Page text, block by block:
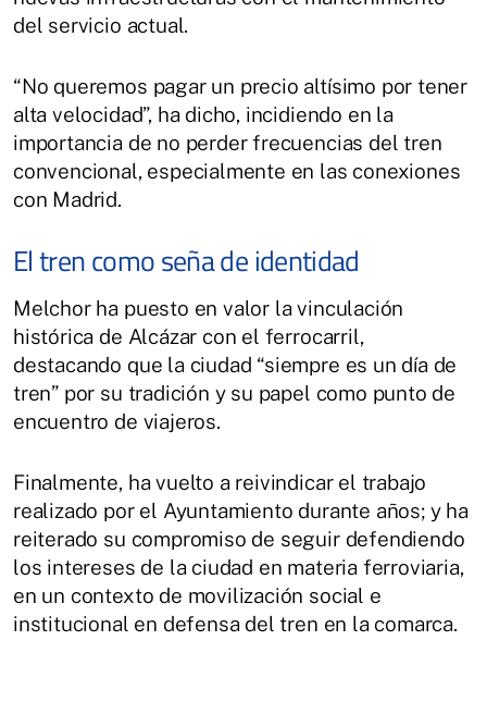
del servicio actual.
“No queremos pagar un precio altísimo por tener
alta velocidad”, ha dicho, incidiendo en la
importancia de no perder frecuencias del tren
convencional, especialmente en las conexiones
con Madrid.
El tren como seña de identidad
Melchor ha puesto en valor la vinculación
histórica de Alcázar con el ferrocarril,
destacando que la ciudad “siempre es un día de
tren” por su tradición y su papel como punto de
encuentro de viajeros.
Finalmente, ha vuelto a reivindicar el trabajo
realizado por el Ayuntamiento durante años; y ha
reiterado su compromiso de seguir defendiendo
los intereses de la ciudad en materia ferroviaria,
en un contexto de movilización social e
institucional en defensa del tren en la comarca.